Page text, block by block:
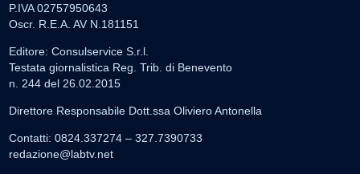
P.IVA 02757950643
Oscr. R.E.A. AV N.181151
Editore: Consulservice S.r.l.
Testata giornalistica Reg. Trib. di Benevento
n. 244 del 26.02.2015
Direttore Responsabile Dott.ssa Oliviero Antonella
Contatti: 0824.337274 – 327.7390733
redazione@labtv.net